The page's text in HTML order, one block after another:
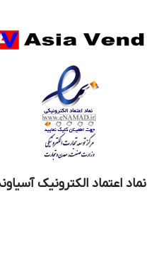
نماد اعتماد الکترونیک